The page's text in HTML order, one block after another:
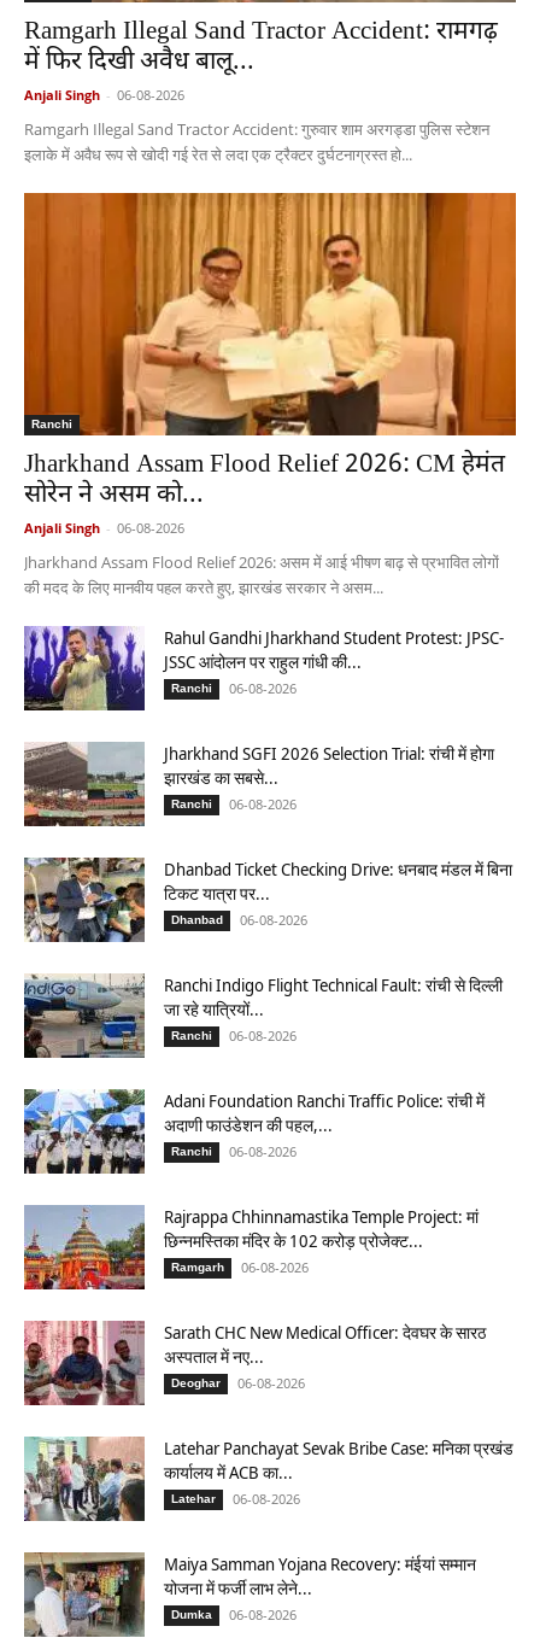
Ramgarh Illegal Sand Tractor Accident: रामगढ़
में फिर दिखी अवैध बालू...
Anjali Singh - 06-08-2026
Ramgarh Illegal Sand Tractor Accident: गुरुवार शाम अरगड्डा पुलिस स्टेशन
इलाके में अवैध रूप से खोदी गई रेत से लदा एक ट्रैक्टर दुर्घटनाग्रस्त हो...
Ranchi
Jharkhand Assam Flood Relief 2026: CM हेमंत
सोरेन ने असम को...
Anjali Singh - 06-08-2026
Jharkhand Assam Flood Relief 2026: असम में आई भीषण बाढ़ से प्रभावित लोगों
की मदद के लिए मानवीय पहल करते हुए, झारखंड सरकार ने असम...
Rahul Gandhi Jharkhand Student Protest: JPSC-
JSSC आंदोलन पर राहुल गांधी की...
Ranchi 06-08-2026
Jharkhand SGFI 2026 Selection Trial: रांची में होगा
झारखंड का सबसे...
Ranchi 06-08-2026
Dhanbad Ticket Checking Drive: धनबाद मंडल में बिना
टिकट यात्रा पर...
Dhanbad 06-08-2026
Ranchi Indigo Flight Technical Fault: रांची से दिल्ली
जा रहे यात्रियों...
Ranchi 06-08-2026
Adani Foundation Ranchi Traffic Police: रांची में
अदाणी फाउंडेशन की पहल,...
Ranchi 06-08-2026
Rajrappa Chhinnamastika Temple Project: मां
छिन्नमस्तिका मंदिर के 102 करोड़ प्रोजेक्ट...
Ramgarh 06-08-2026
Sarath CHC New Medical Officer: देवघर के सारठ
अस्पताल में नए...
Deoghar 06-08-2026
Latehar Panchayat Sevak Bribe Case: मनिका प्रखंड
कार्यालय में ACB का...
Latehar 06-08-2026
Maiya Samman Yojana Recovery: मंईयां सम्मान
योजना में फर्जी लाभ लेने...
Dumka 06-08-2026